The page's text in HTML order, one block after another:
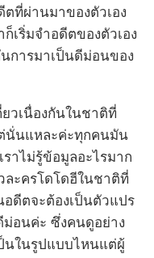
ที่ผ่านมาของตัวเอง
เริ่มจำอดีตของตัวเอง
การมาเป็นดีม่อนของ
วเนื่องกันในชาติที่
นั่นแหละค่ะทุกคนมัน
าไม่รู้ข้อมูลอะไรมาก
ละครโดโดฮีในชาติที่
ดีตจะต้องเป็นตัวแปร
อนค่ะ ซึ่งคนดูอย่าง
นในรูปแบบไหนแต่ผู้